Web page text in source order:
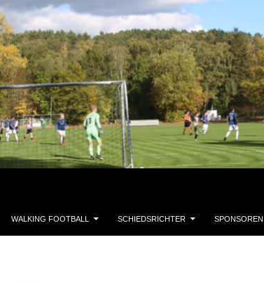
WALKING FOOTBALL SCHIEDSRICHTER SPONSOREN